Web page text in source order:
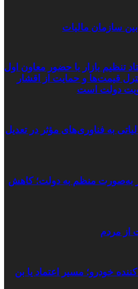
سازمان مالیات
تنظیم بازار با حضور معاون اول
قیمت‌ها و حمایت از اقشار
دولت است
به فناوری‌های مؤثر در تعدیل
به‌صورت منظم به دولت؛ کاهش
از مردم
خودرو؛ مسیر اعتماد یا بن